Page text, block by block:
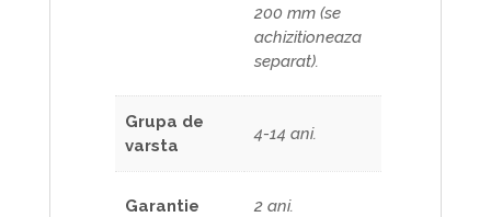
200 mm (se
achizitioneaza
separat).
Grupa de
varsta
4-14 ani.
Garantie 2 ani.